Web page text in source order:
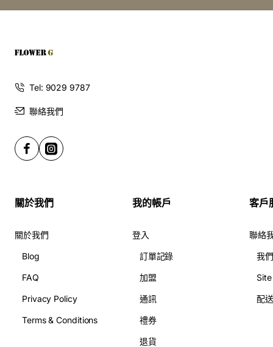
在G花店，每個花束都是精心設計的藝術品。無論是浪漫的
的用心。我走到一束充滿鮮花的展區，忍不住掏出手機拍
花束推薦：
經典玫瑰花束
眼前一亮。
更加生動。
起初，我只想買一束小花，卻很快被這些美麗的花束吸引，
最後選擇了那束經典的玫瑰，心想要把這份美好送給最愛的
們總是耐心解答，讓人倍感舒心。
Tel: 9029 9787
聯絡我們
關於我們
關於我們
Blog
FAQ
Privacy Policy
Terms & Conditions
我的帳戶
登入
訂單記錄
加盟
通訊
禮券
退貨
客戶
聯絡
我
配